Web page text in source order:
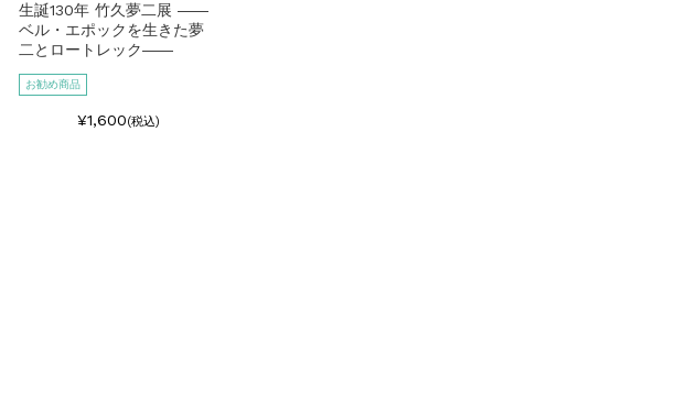
生誕130年 竹久夢二展 ――
ベル・エポックを生きた夢
二とロートレック――
お勧め商品
¥1,600(税込)